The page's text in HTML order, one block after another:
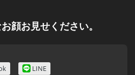
顔お見せください。
LINE